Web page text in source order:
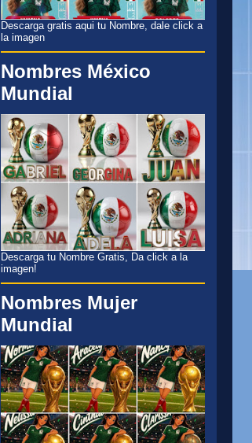
Descarga gratis aqui tu Nombre, dale click a
la imagen
Nombres México
Mundial
Descarga tu Nombre Gratis, Da click a la
imagen!
Nombres Mujer
Mundial